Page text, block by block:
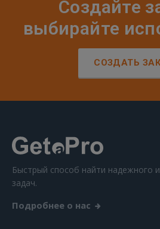
Создайте
выбирайте
СОЗДАТЬ
Быстрый способ найти надежного
задач.
Подробнее о нас